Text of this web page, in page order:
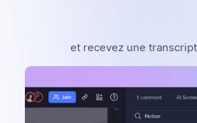
et recevez une